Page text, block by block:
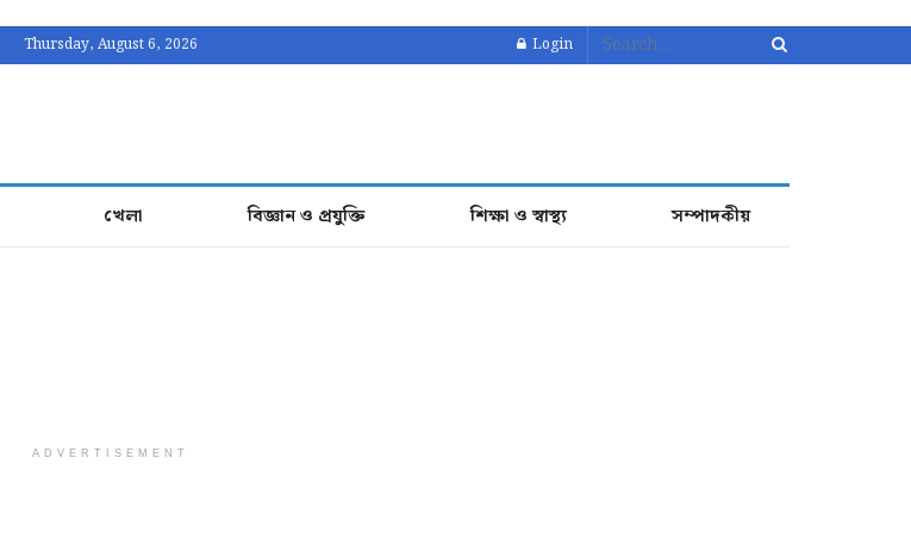
Thursday, August 6, 2026 Login
খেলা বিজ্ঞান ও প্রযুক্তি শিক্ষা ও স্বাস্থ্য সম্পাদকীয়
ADVERTISEMENT